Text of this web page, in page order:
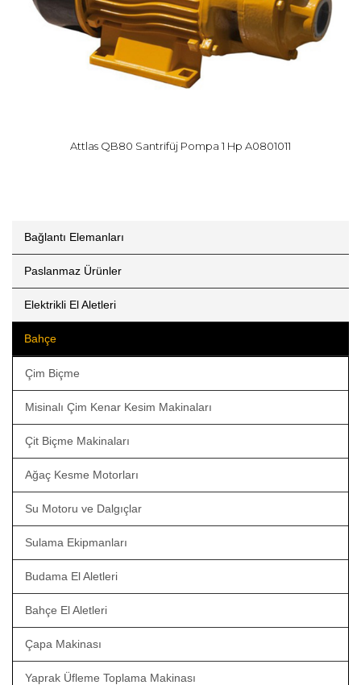
Attlas QB80 Santrifüj Pompa 1 Hp A0801011
Bağlantı Elemanları
Paslanmaz Ürünler
Elektrikli El Aletleri
Bahçe
Çim Biçme
Misinalı Çim Kenar Kesim Makinaları
Çit Biçme Makinaları
Ağaç Kesme Motorları
Su Motoru ve Dalgıçlar
Sulama Ekipmanları
Budama El Aletleri
Bahçe El Aletleri
Çapa Makinası
Yaprak Üfleme Toplama Makinası